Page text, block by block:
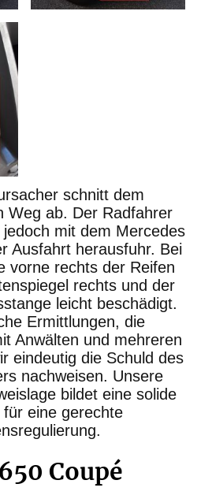
schnitt dem
Weg ab. Der Radfahrer
mit dem Mercedes
Ausfahrt herausfuhr. Bei
vorne rechts der Reifen
rechts und der
leicht beschädigt.
Ermittlungen, die
Anwälten und mehreren
eindeutig die Schuld des
nachweisen. Unsere
bildet eine solide
für eine gerechte
Coupé